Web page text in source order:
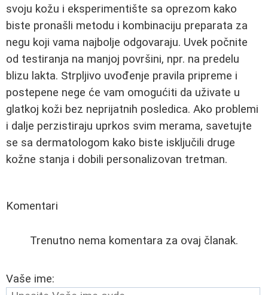
svoju kožu i eksperimentište sa oprezom kako
biste pronašli metodu i kombinaciju preparata za
negu koji vama najbolje odgovaraju. Uvek počnite
od testiranja na manjoj površini, npr. na predelu
blizu lakta. Strpljivo uvođenje pravila pripreme i
postepene nege će vam omogućiti da uživate u
glatkoj koži bez neprijatnih posledica. Ako problemi
i dalje perzistiraju uprkos svim merama, savetujte
se sa dermatologom kako biste isključili druge
kožne stanja i dobili personalizovan tretman.
Komentari
Trenutno nema komentara za ovaj članak.
Vaše ime: